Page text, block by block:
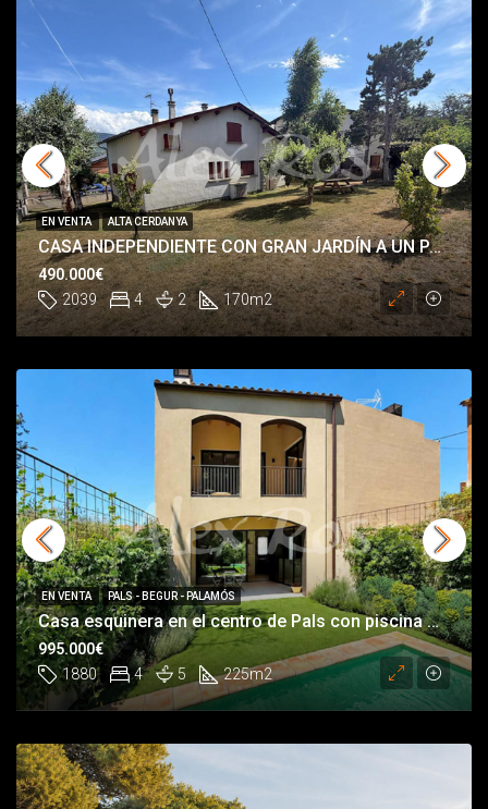
CASA INDEPENDIENTE CON GRAN JARDÍN A UN PASO DE LLÍVIA
2039 4 2 170m2
490.000€
EN VENTA ALTA CERDANYA
Casa esquinera en el centro de Pals con piscina privada
1880 4 5 225m2
995.000€
EN VENTA PALS - BEGUR - PALAMÓS